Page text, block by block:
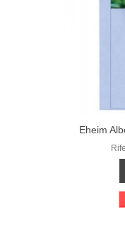
Eheim